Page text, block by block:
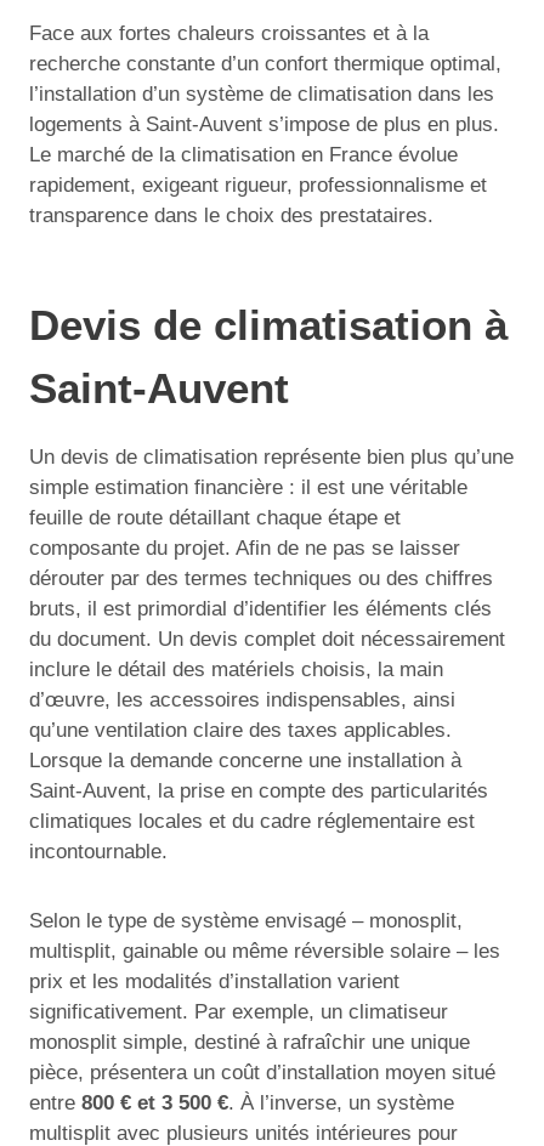
Face aux fortes chaleurs croissantes et à la
recherche constante d’un confort thermique optimal,
l’installation d’un système de climatisation dans les
logements à Saint-Auvent s’impose de plus en plus.
Le marché de la climatisation en France évolue
rapidement, exigeant rigueur, professionnalisme et
transparence dans le choix des prestataires.
Devis de climatisation à
Saint-Auvent
Un devis de climatisation représente bien plus qu’une
simple estimation financière : il est une véritable
feuille de route détaillant chaque étape et
composante du projet. Afin de ne pas se laisser
dérouter par des termes techniques ou des chiffres
bruts, il est primordial d’identifier les éléments clés
du document. Un devis complet doit nécessairement
inclure le détail des matériels choisis, la main
d’œuvre, les accessoires indispensables, ainsi
qu’une ventilation claire des taxes applicables.
Lorsque la demande concerne une installation à
Saint-Auvent, la prise en compte des particularités
climatiques locales et du cadre réglementaire est
incontournable.
Selon le type de système envisagé – monosplit,
multisplit, gainable ou même réversible solaire – les
prix et les modalités d’installation varient
significativement. Par exemple, un climatiseur
monosplit simple, destiné à rafraîchir une unique
pièce, présentera un coût d’installation moyen situé
entre 800 € et 3 500 €. À l’inverse, un système
multisplit avec plusieurs unités intérieures pour